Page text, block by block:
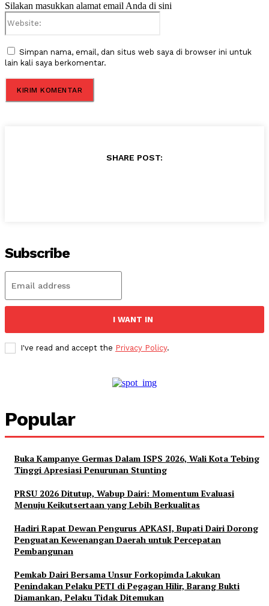
Silakan masukkan alamat email Anda di sini
Simpan nama, email, dan situs web saya di browser ini untuk
lain kali saya berkomentar.
SHARE POST:
Subscribe
I WANT IN
I've read and accept the Privacy Policy.
Popular
Buka Kampanye Germas Dalam ISPS 2026, Wali Kota Tebing
Tinggi Apresiasi Penurunan Stunting
PRSU 2026 Ditutup, Wabup Dairi: Momentum Evaluasi
Menuju Keikutsertaan yang Lebih Berkualitas
Hadiri Rapat Dewan Pengurus APKASI, Bupati Dairi Dorong
Penguatan Kewenangan Daerah untuk Percepatan
Pembangunan
Pemkab Dairi Bersama Unsur Forkopimda Lakukan
Penindakan Pelaku PETI di Pegagan Hilir, Barang Bukti
Diamankan, Pelaku Tidak Ditemukan